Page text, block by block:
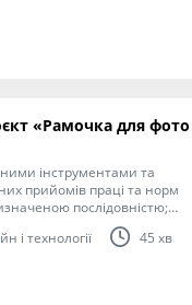
«Рамочка для фото
інструментами та
прийомів праці та норм
послідовністю;
деталі на матеріалі за
послідовності
і технології 45 хв